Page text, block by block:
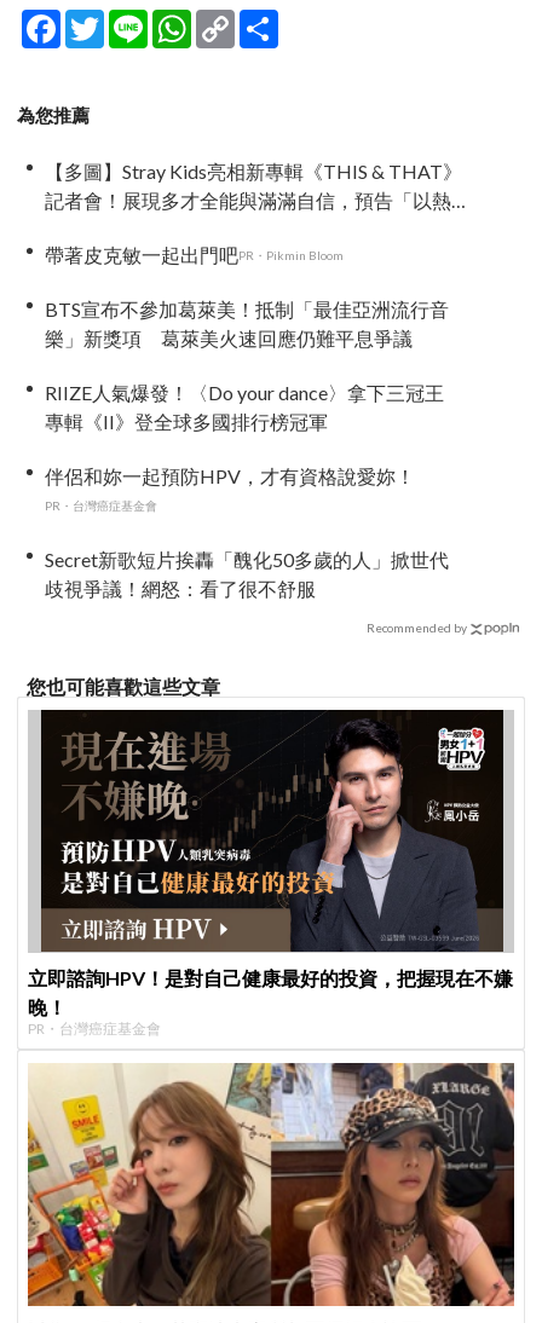
Facebook
TwitterLine WhatsApp
Copy
Link
為您推薦
【多圖】Stray Kids亮相新專輯《THIS & THAT》
記者會！展現多才全能與滿滿自信，預告「以熱
帶著皮克敏一起出門吧PR・Pikmin Bloom
BTS宣布不參加葛萊美！抵制「最佳亞洲流行音
樂」新獎項 葛萊美火速回應仍難平息爭議
RIIZE人氣爆發！〈Do your dance〉拿下三冠王
專輯《II》登全球多國排行榜冠軍
伴侶和妳一起預防HPV，才有資格說愛妳！
PR・台灣癌症基金會
Secret新歌短片挨轟「醜化50多歲的人」掀世代
歧視爭議！網怒：看了很不舒服
Recommended by
您也可能喜歡這些文章
立即諮詢HPV！是對自己健康最好的投資，把握現在不嫌
晚！
PR・台灣癌症基金會